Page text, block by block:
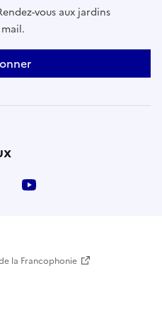
vous aux jardins
Instagram
la Francophonie